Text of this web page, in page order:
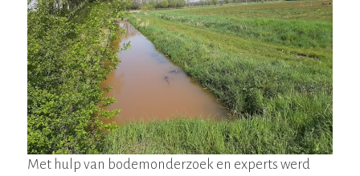
Met hulp van bodemonderzoek en experts werd